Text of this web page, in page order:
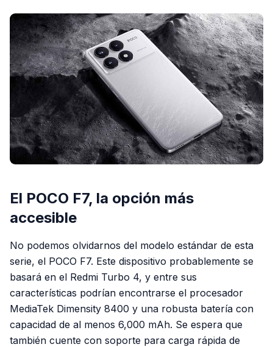
El POCO F7, la opción más
accesible
No podemos olvidarnos del modelo estándar de esta
serie, el POCO F7. Este dispositivo probablemente se
basará en el Redmi Turbo 4, y entre sus
características podrían encontrarse el procesador
MediaTek Dimensity 8400 y una robusta batería con
capacidad de al menos 6,000 mAh. Se espera que
también cuente con soporte para carga rápida de